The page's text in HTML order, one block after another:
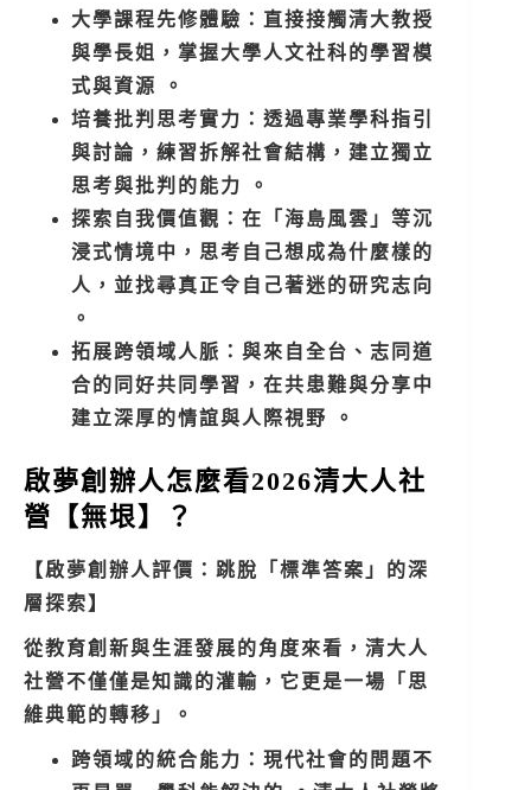
大學課程先修體驗：直接接觸清大教授
與學長姐，掌握大學人文社科的學習模
式與資源 。
培養批判思考實力：透過專業學科指引
與討論，練習拆解社會結構，建立獨立
思考與批判的能力 。
探索自我價值觀：在「海島風雲」等沉
浸式情境中，思考自己想成為什麼樣的
人，並找尋真正令自己著迷的研究志向
。
拓展跨領域人脈：與來自全台、志同道
合的同好共同學習，在共患難與分享中
建立深厚的情誼與人際視野 。
啟夢創辦人怎麼看2026清大人社
營【無垠】？
【啟夢創辦人評價：跳脫「標準答案」的深
層探索】
從教育創新與生涯發展的角度來看，清大人
社營不僅僅是知識的灌輸，它更是一場「思
維典範的轉移」。
跨領域的統合能力：現代社會的問題不